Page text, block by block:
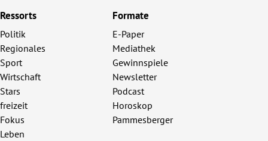
Ressorts
Politik
Regionales
Sport
Wirtschaft
Stars
freizeit
Fokus
Leben
Formate
E-Paper
Mediathek
Gewinnspiele
Newsletter
Podcast
Horoskop
Pammesberger